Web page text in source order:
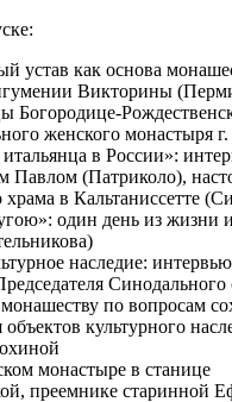
устав как основа
Викторины
Богородице-
женского монастыря
в России»:
Павлом (Патриколо),
храма в Кальтаниссетте
один день из жизни
наследие:
Синодального
по вопросам
культурного
монастыре в станице
преемнике старинной